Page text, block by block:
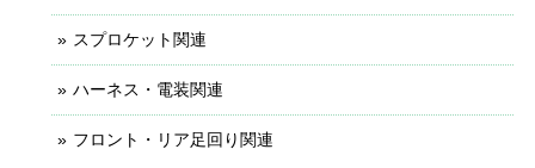
スプロケット関連
ハーネス・電装関連
フロント・リア足回り関連